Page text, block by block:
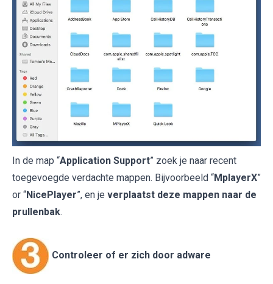
In de map “Application Support” zoek je naar recent
toegevoegde verdachte mappen. Bijvoorbeeld “MplayerX”
or “NicePlayer”, en je verplaatst deze mappen naar de
prullenbak.
Controleer of er zich door adware